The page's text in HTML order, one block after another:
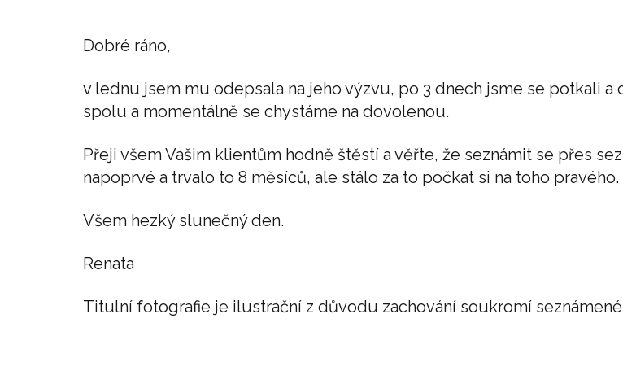
Dobré ráno,
v lednu jsem mu odepsala na jeho výzvu, po 3 dnech jsme se potkali
spolu a momentálně se chystáme na dovolenou.
Přeji všem Vašim klientům hodně štěstí a věřte, že seznámit se přes
napoprvé a trvalo to 8 měsíců, ale stálo za to počkat si na toho pravého.
Všem hezký slunečný den.
Renata
Titulní fotografie je ilustrační z důvodu zachování soukromí